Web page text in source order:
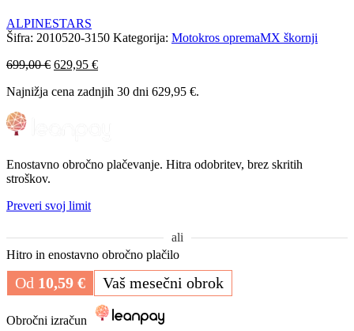
ALPINESTARS
Šifra: 2010520-3150 Kategorija: Motokros opremaMX škornji
699,00€ Izvirna
je
629,95 €Trenutna
je:
Najnižja cena zadnjih 30 dni 629,95 €.
Enostavno obročno plačevanje. Hitra odobritev, brez skritih
stroškov.
Preveri svoj limit
ali
Hitro in enostavno obročno plačilo
Od 10,59 € Vaš mesečni obrok
Obročni izračun